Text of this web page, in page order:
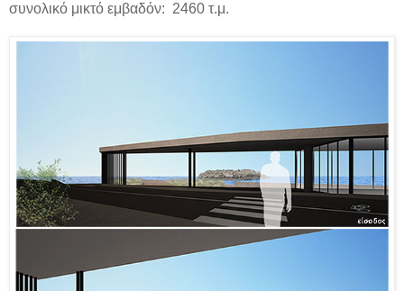
συνολικό μικτό εμβαδόν: 2460 τ.μ.